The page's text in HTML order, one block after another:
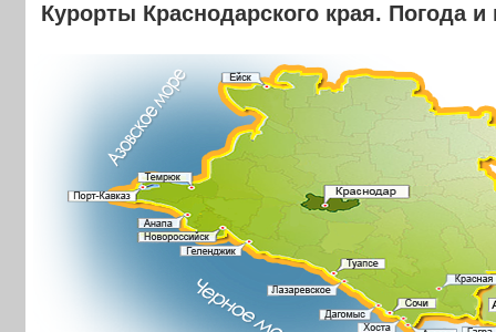
Курорты Краснодарского края. Погода и